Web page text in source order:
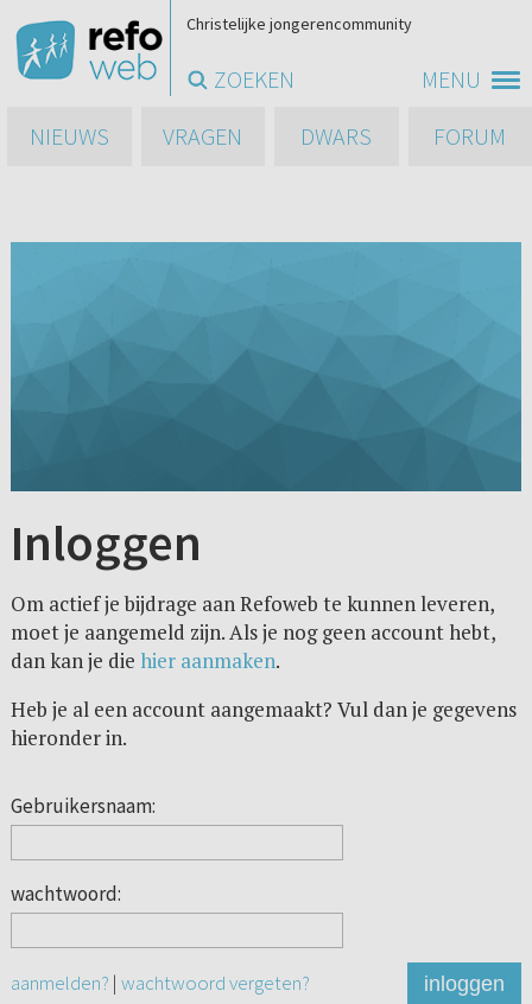
MENU
Christelijke jongerencommunity
ZOEKEN
NIEUWS
VRAGEN DWARS FORUM
Inloggen
Om actief je bijdrage aan Refoweb te kunnen leveren,
moet je aangemeld zijn. Als je nog geen account hebt,
dan kan je die hier aanmaken.
Heb je al een account aangemaakt? Vul dan je gegevens
hieronder in.
Gebruikersnaam:
wachtwoord:
aanmelden? | wachtwoord vergeten? inloggen